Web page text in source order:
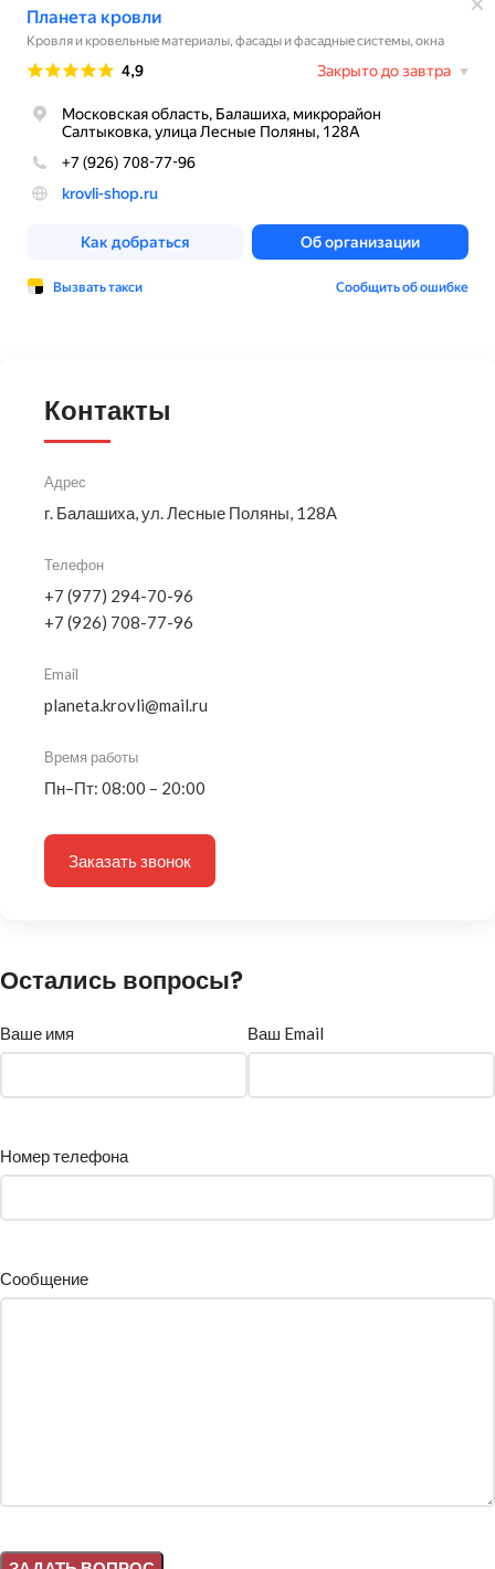
Контакты
Адрес
г. Балашиха, ул. Лесные Поляны, 128А
Телефон
+7 (977) 294-70-96
+7 (926) 708-77-96
Email
planeta.krovli@mail.ru
Время работы
Пн–Пт: 08:00 – 20:00
Заказать звонок
Остались вопросы?
Ваше имя Ваш Email
Номер телефона
Сообщение